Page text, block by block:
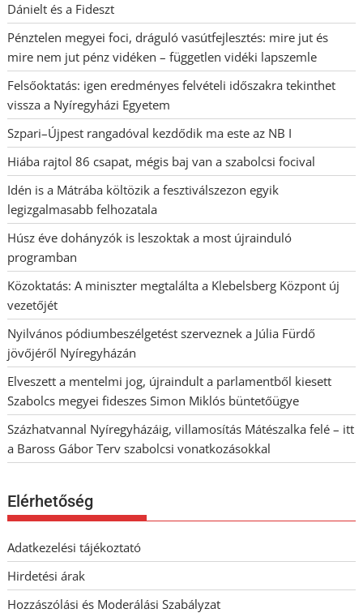
Dánielt és a Fideszt
Pénztelen megyei foci, dráguló vasútfejlesztés: mire jut és
mire nem jut pénz vidéken – független vidéki lapszemle
Felsőoktatás: igen eredményes felvételi időszakra tekinthet
vissza a Nyíregyházi Egyetem
Szpari–Újpest rangadóval kezdődik ma este az NB I
Hiába rajtol 86 csapat, mégis baj van a szabolcsi focival
Idén is a Mátrába költözik a fesztiválszezon egyik
legizgalmasabb felhozatala
Húsz éve dohányzók is leszoktak a most újrainduló
programban
Közoktatás: A miniszter megtalálta a Klebelsberg Központ új
vezetőjét
Nyilvános pódiumbeszélgetést szerveznek a Júlia Fürdő
jövőjéről Nyíregyházán
Elveszett a mentelmi jog, újraindult a parlamentből kiesett
Szabolcs megyei fideszes Simon Miklós büntetőügye
Százhatvannal Nyíregyházáig, villamosítás Mátészalka felé – itt
a Baross Gábor Terv szabolcsi vonatkozásokkal
Elérhetőség
Adatkezelési tájékoztató
Hirdetési árak
Hozzászólási és Moderálási Szabályzat